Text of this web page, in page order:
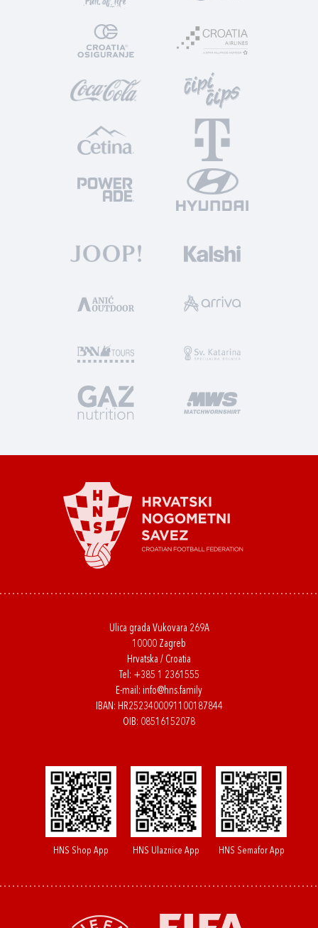
Ulica grada Vukovara 269A
10000 Zagreb
Hrvatska / Croatia
Tel: +385 1 2361555
E-mail: info@hns.family
IBAN: HR2523400091100187844
OIB: 08516152078
HNS Shop App HNS Ulaznice App HNS Semafor App